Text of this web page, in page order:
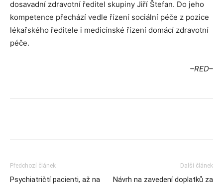
dosavadní zdravotní ředitel skupiny Jiří Štefan. Do jeho
kompetence přechází vedle řízení sociální péče z pozice
lékařského ředitele i medicínské řízení domácí zdravotní
péče.
–RED–
Předchozí článek
Psychiatričtí pacienti, až na
Další článek
Návrh na zavedení doplatků za